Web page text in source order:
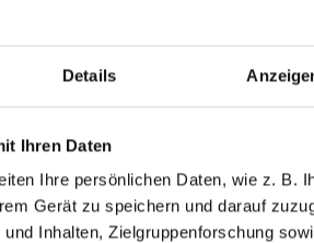
Details
Ihren Daten
Ihre persönlichen Daten, wie z. B.
Gerät zu speichern und darauf
Inhalten, Zielgruppenforschung